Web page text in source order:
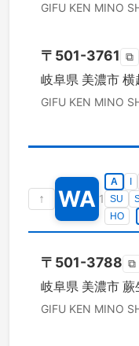
GIFU KEN MINO
〒 501-3761 ⧉
岐阜県 美濃市 横
GIFU KEN MINO
↑ WA 1
A
SU
HO
〒 501-3788 ⧉
岐阜県 美濃市 蕨
GIFU KEN MINO